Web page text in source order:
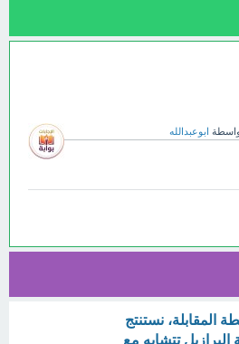
ابوعبدالله
المقابلة، نستنتج
تتشابه مع